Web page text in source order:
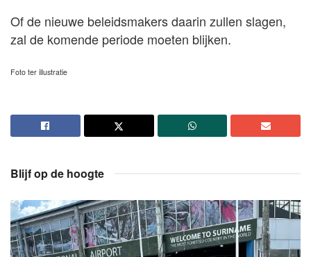
Of de nieuwe beleidsmakers daarin zullen slagen,
zal de komende periode moeten blijken.
Foto ter illustratie
Blijf op de hoogte